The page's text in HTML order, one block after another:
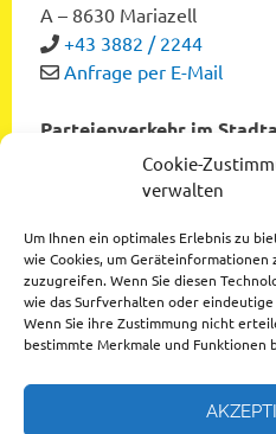
Cookie-
verwalten
Um Ihnen ein optimales Erlebnis zu
wie Cookies, um
zuzugreifen. Wenn Sie diesen
wie das Surfverhalten oder
Wenn Sie ihre Zustimmung nicht
bestimmte Merkmale und
A – 8630 Mariazell
+43 3882 / 2244
Anfrage per E-Mail
Parteienverkehr im
Montag bis Freitag von
Dienstag und Donnerstag
Datenschutzerklärung
Impressum